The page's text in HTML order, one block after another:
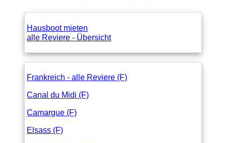
Hausboot mieten
alle Reviere - Übersicht
Frankreich - alle Reviere (F)
Canal du Midi (F)
Camargue (F)
Elsass (F)